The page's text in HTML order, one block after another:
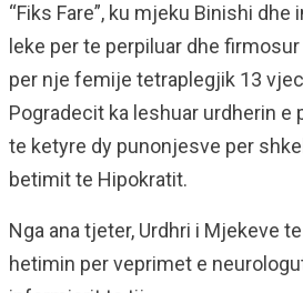
“Fiks Fare”, ku mjeku Binishi
leke per te perpiluar dhe firmosur
per nje femije tetraplegjik 13
Pogradecit ka leshuar urdherin e
te ketyre dy punonjesve per
betimit te Hipokratit.
Nga ana tjeter, Urdhri i Mjekeve
hetimin per veprimet e